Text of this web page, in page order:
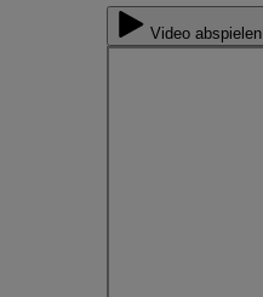
Video abspielen